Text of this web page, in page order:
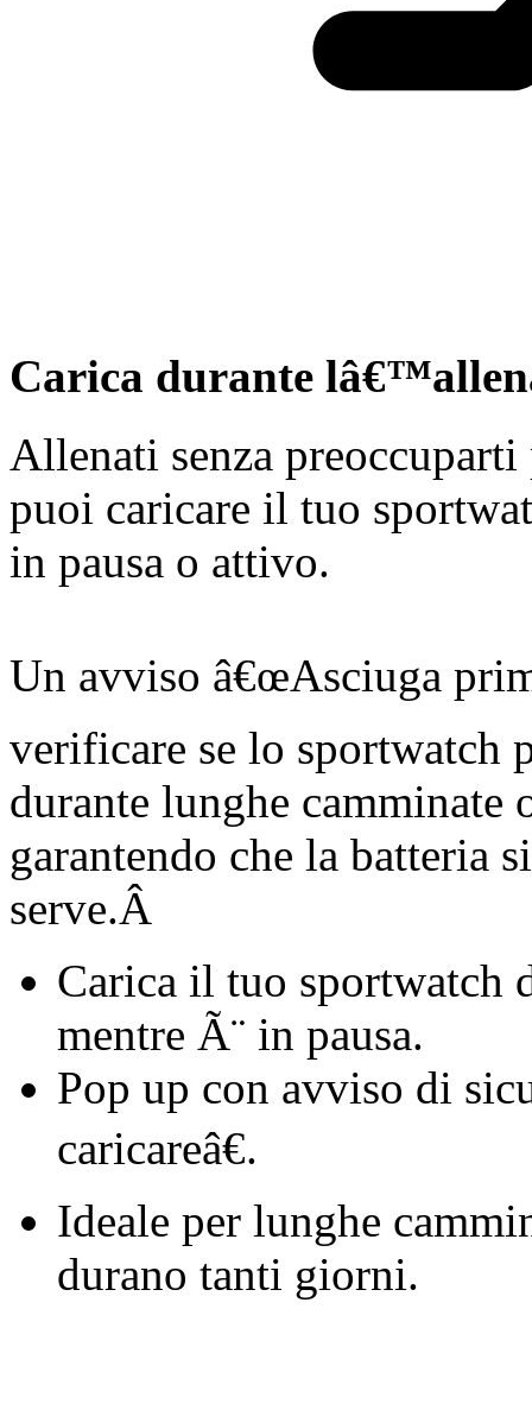
Carica durante
Allenati senza
puoi caricare il tuo
in pausa o attivo.
Un avviso â€œAsciuga
verificare se lo sportwatch
durante lunghe
garantendo che la batteria
serve.Â
Carica il tuo sportwatch
mentre Ã¨ in pausa.
Pop up con avviso di
caricareâ€.
Ideale per lunghe
durano tanti giorni.